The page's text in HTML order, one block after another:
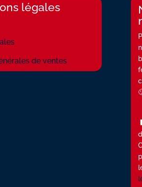
légales
de ventes